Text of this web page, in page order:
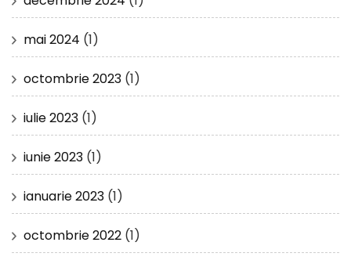
mai 2024 (1)
octombrie 2023 (1)
iulie 2023 (1)
iunie 2023 (1)
ianuarie 2023 (1)
octombrie 2022 (1)